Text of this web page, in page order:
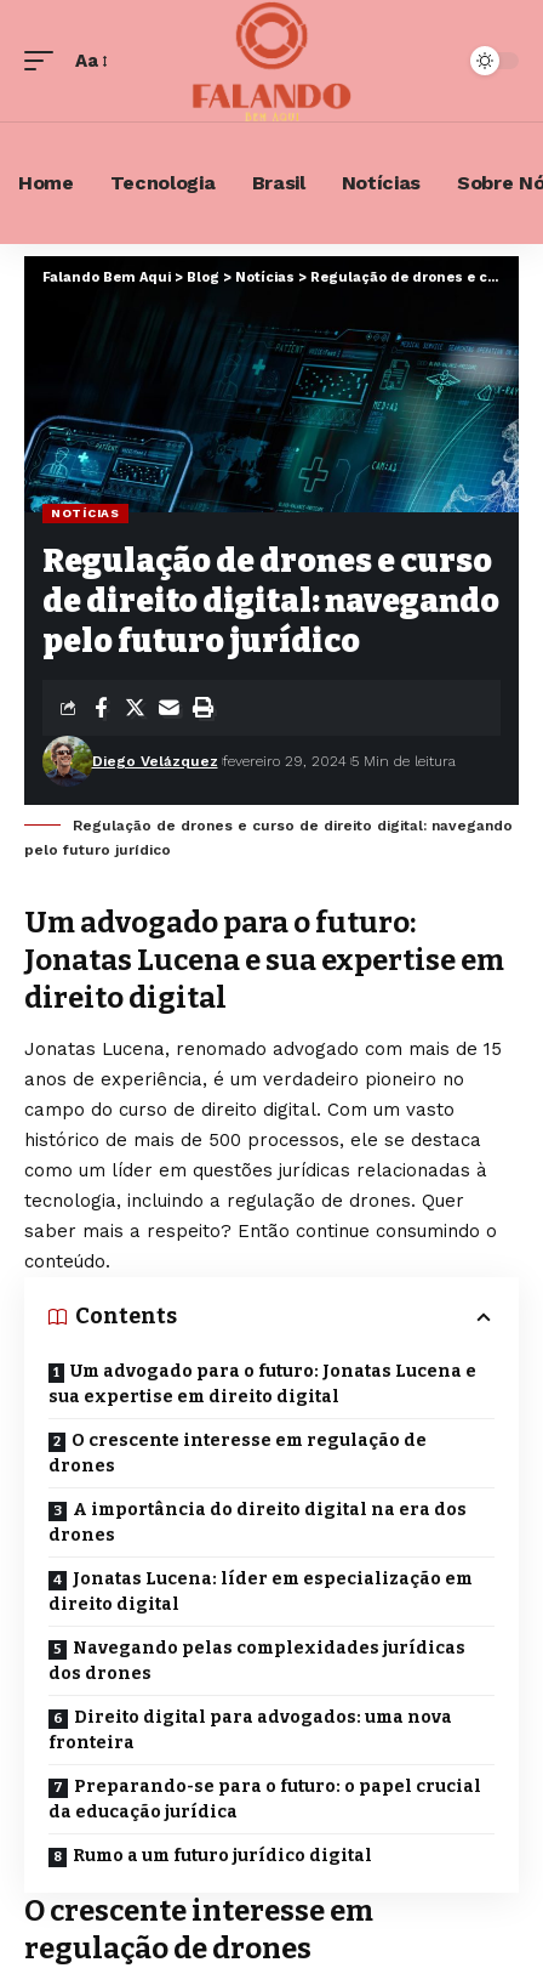
Font
Aa
Home Tecnologia Brasil Notícias Sobre
Falando Bem Aqui > Blog > Notícias > Regulação de drones e curso de direito digital: navegando pelo futuro jurídico
NOTÍCIAS
Regulação de drones e curso
de direito digital: navegando
pelo futuro jurídico
Diego Velázquez fevereiro 29, 2024 5 Min de leitura
Regulação de drones e curso de direito digital: navegando
pelo futuro jurídico
Um advogado para o futuro:
Jonatas Lucena e sua expertise em
direito digital
Jonatas Lucena, renomado advogado com mais de 15
anos de experiência, é um verdadeiro pioneiro no
campo do curso de direito digital. Com um vasto
histórico de mais de 500 processos, ele se destaca
como um líder em questões jurídicas relacionadas à
tecnologia, incluindo a regulação de drones. Quer
saber mais a respeito? Então continue consumindo o
conteúdo.
Contents
Um advogado para o futuro: Jonatas Lucena e
sua expertise em direito digital
O crescente interesse em regulação de
drones
A importância do direito digital na era dos
drones
Jonatas Lucena: líder em especialização em
direito digital
Navegando pelas complexidades jurídicas
dos drones
Direito digital para advogados: uma nova
fronteira
Preparando-se para o futuro: o papel crucial
da educação jurídica
Rumo a um futuro jurídico digital
O crescente interesse em
regulação de drones